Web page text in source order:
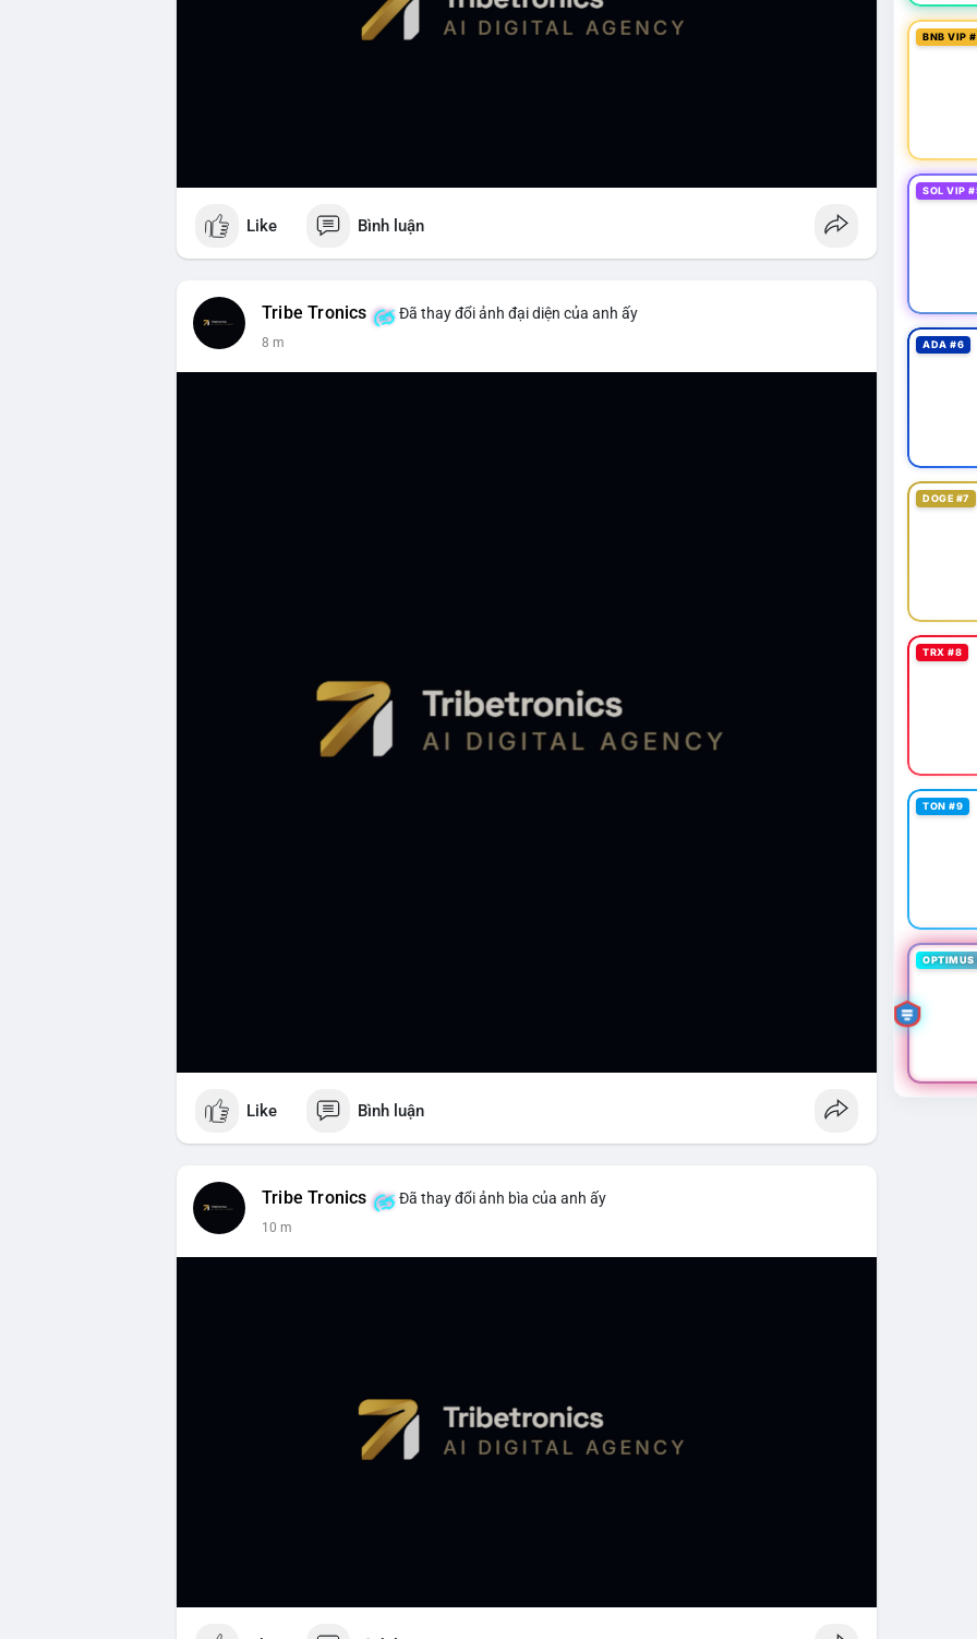
Like Bình luận
Tribe Tronics Đã thay đổi ảnh đại diện của anh ấy
8 m
Like Bình luận
Tribe Tronics Đã thay đổi ảnh bìa của anh ấy
10 m
BNB VIP
SOL VIP
ADA #6
DOGE #7
TRX #8
TON #9
OPTIMUS